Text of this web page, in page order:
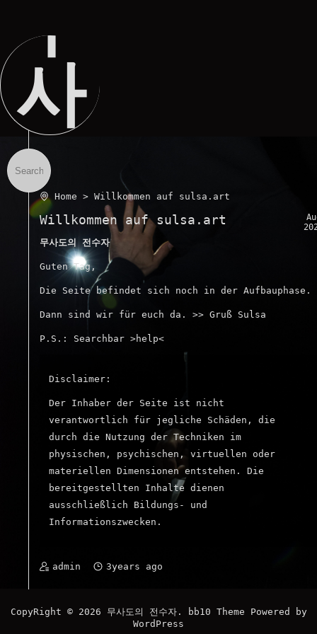
무
사
도
의
전
수
자
Home > Willkommen auf sulsa.art
Willkommen auf sulsa.art
무사도의 전수자
Guten Tag,
Die Seite befindet sich noch in der Aufbauphase.
Dann sind wir für euch da. >> Gruß Sulsa
P.S.: Searchbar >help<
Disclaimer:
Der Inhaber der Seite ist nicht
verantwortlich für jegliche Schäden, die
durch die Nutzung der Techniken im
physischen, psychischen, virtuellen oder
materiellen Dimensionen entstehen. Die
bereitgestellten Inhalte dienen
ausschließlich Bildungs- und
Informationszwecken.
admin 3years ago
CopyRight © 2026 무사도의 전수자. bb10 Theme Powered by
WordPress